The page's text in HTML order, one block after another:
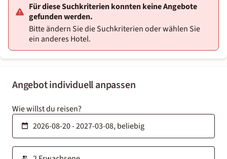
Angebot individuell anpassen
Wie willst du reisen?
Für diese Suchkriterien konnten keine Angebote
gefunden werden.
Bitte ändern Sie die Suchkriterien oder wählen Sie
ein anderes Hotel.